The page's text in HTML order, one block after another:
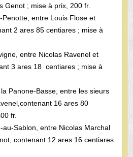
Genot ; mise à prix, 200 fr.
entre Louis Flose et
2 ares 85 centiares ; mise à
entre Nicolas Ravenel et
3 ares 18 centiares ; mise à
Panone-Basse, entre les sieurs
16 ares 80
fr.
au-Sablon, entre Nicolas Marchal
contenant 12 ares 16 centiares